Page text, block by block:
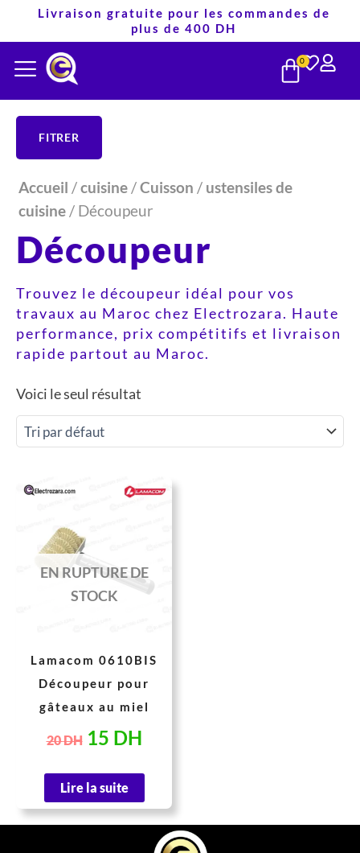
contenu
Livraison gratuite pour les commandes de
plus de 400 DH
0
FITRER
Accueil /cuisine /Cuisson / ustensiles de
cuisine / Découpeur
Découpeur
Trouvez le découpeur idéal pour vos
travaux au Maroc chez Electrozara. Haute
performance, prix compétitifs et livraison
rapide partout au Maroc.
Voici le seul résultat
EN RUPTURE DE
STOCK
Lamacom 0610BIS
Découpeur pour
gâteaux au miel
20DH
initial
était :
20 DH.
15 DH
Le
est :
15 DH.
Lire la suite